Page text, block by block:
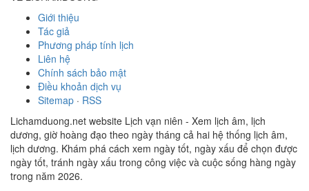
Giới thiệu
Tác giả
Phương pháp tính lịch
Liên hệ
Chính sách bảo mật
Điều khoản dịch vụ
Sitemap · RSS
Lichamduong.net website Lịch vạn niên - Xem lịch âm, lịch
dương, giờ hoàng đạo theo ngày tháng cả hai hệ thống lịch âm,
lịch dương. Khám phá cách xem ngày tốt, ngày xấu để chọn được
ngày tốt, tránh ngày xấu trong công việc và cuộc sống hàng ngày
trong năm 2026.